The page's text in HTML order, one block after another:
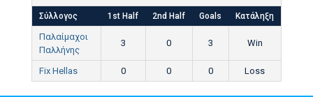
Σύλλογος 1st Half 2nd Half Goals Κατάληξη
Παλαίμαχοι
Παλλήνης
3 0 3 Win
Fix Hellas 0 0 0 Loss